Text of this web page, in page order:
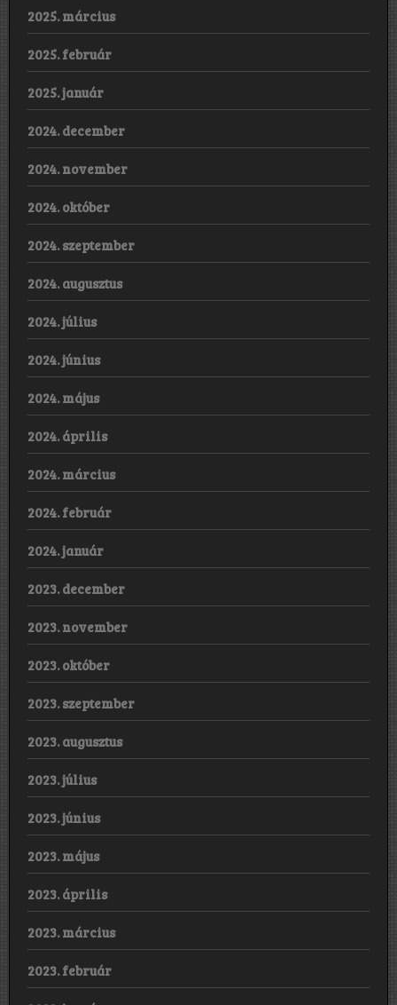
2025. március
2025. február
2025. január
2024. december
2024. november
2024. október
2024. szeptember
2024. augusztus
2024. július
2024. június
2024. május
2024. április
2024. március
2024. február
2024. január
2023. december
2023. november
2023. október
2023. szeptember
2023. augusztus
2023. július
2023. június
2023. május
2023. április
2023. március
2023. február